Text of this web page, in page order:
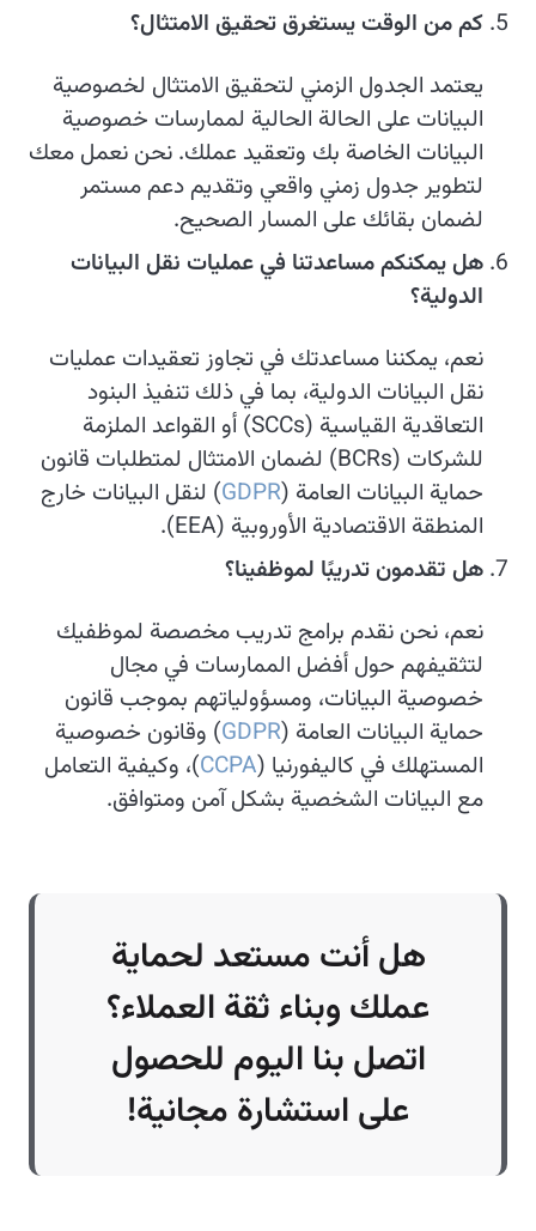
كم من الوقت يستغرق تحقيق الامتثال؟
يعتمد الجدول الزمني لتحقيق الامتثال لخصوصية
البيانات على الحالة الحالية لممارسات خصوصية
البيانات الخاصة بك وتعقيد عملك. نحن نعمل معك
لتطوير جدول زمني واقعي وتقديم دعم مستمر
لضمان بقائك على المسار الصحيح.
هل يمكنكم مساعدتنا في عمليات نقل البيانات
الدولية؟
نعم، يمكننا مساعدتك في تجاوز تعقيدات عمليات
نقل البيانات الدولية، بما في ذلك تنفيذ البنود
التعاقدية القياسية (SCCs) أو القواعد الملزمة
للشركات (BCRs) لضمان الامتثال لمتطلبات قانون
حماية البيانات العامة (GDPR) لنقل البيانات خارج
المنطقة الاقتصادية الأوروبية (EEA).
هل تقدمون تدريبًا لموظفينا؟
نعم، نحن نقدم برامج تدريب مخصصة لموظفيك
لتثقيفهم حول أفضل الممارسات في مجال
خصوصية البيانات، ومسؤولياتهم بموجب قانون
حماية البيانات العامة (GDPR) وقانون خصوصية
المستهلك في كاليفورنيا (CCPA)، وكيفية التعامل
مع البيانات الشخصية بشكل آمن ومتوافق.
هل أنت مستعد لحماية
عملك وبناء ثقة العملاء؟
اتصل بنا اليوم للحصول
على استشارة مجانية!